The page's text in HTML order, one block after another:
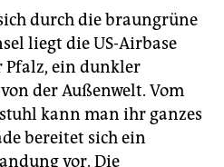
durch die braungrüne
liegt die US-Airbase
ein dunkler
der Außenwelt. Vom
kann man ihr ganzes
bereitet sich ein
vor. Die